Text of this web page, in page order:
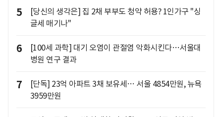
5
[당신의 생각은] 집 2채 부부도 청약 허용? 1인가구 "싱
글세 매기나"
6
[100세 과학] 대기 오염이 관절염 악화시킨다…서울대
병원 연구 결과
7
[단독] 23억 아파트 3채 보유세… 서울 4854만원, 뉴욕
3959만원